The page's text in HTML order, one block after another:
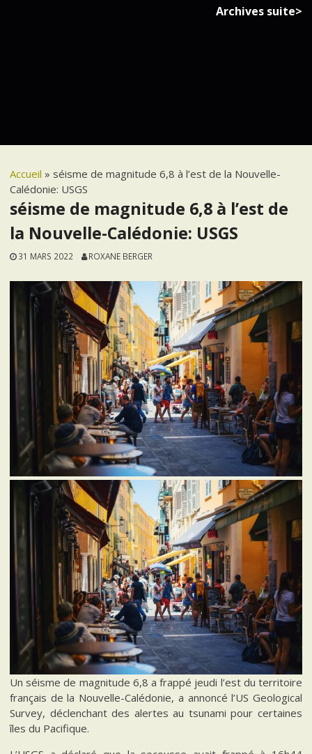
Archives suite>
Accueil » séisme de magnitude 6,8 à l’est de la Nouvelle-
Calédonie: USGS
séisme de magnitude 6,8 à l’est de
la Nouvelle-Calédonie: USGS
31 MARS 2022 ROXANE BERGER
Un séisme de magnitude 6,8 a frappé jeudi l’est du territoire
français de la Nouvelle-Calédonie, a annoncé l’US Geological
Survey, déclenchant des alertes au tsunami pour certaines
îles du Pacifique.